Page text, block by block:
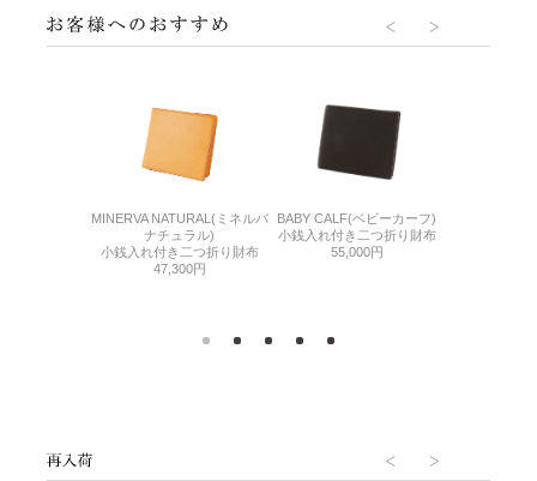
MINERVA NATURAL(ミネルバ
ナチュラル)
小銭入れ付き二つ折り財布
47,300円
BABY CALF(ベビーカーフ)
小銭入れ付き二つ折り財布
55,000円